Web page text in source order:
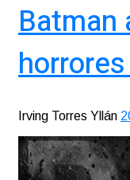
Batman
Irving Torres Yllán